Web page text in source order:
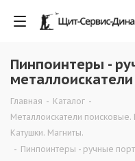
Пинпоинтеры -
металлоискатели
Главная - Каталог -
Металлоискатели
Катушки. Магниты.
- Пинпоинтеры - ручные